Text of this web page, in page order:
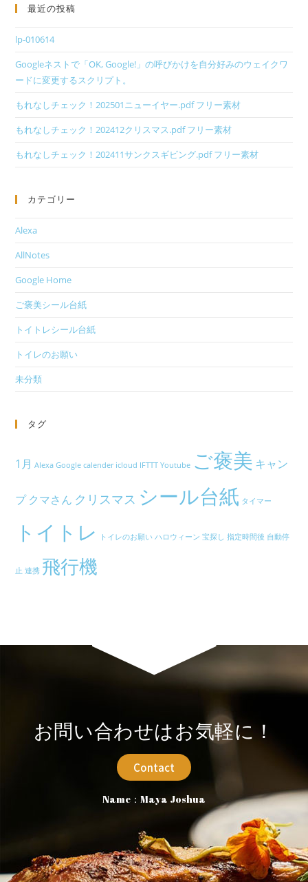
最近の投稿
lp-010614
Googleネストで「OK, Google!」の呼びかけを自分好みのウェイクワ
ードに変更するスクリプト。
もれなしチェック！202501ニューイヤー.pdf フリー素材
もれなしチェック！202412クリスマス.pdf フリー素材
もれなしチェック！202411サンクスギビング.pdf フリー素材
カテゴリー
Alexa
AllNotes
Google Home
ご褒美シール台紙
トイトレシール台紙
トイレのお願い
未分類
タグ
1月 Alexa Google calender icloud IFTTT Youtube ご褒美 キャン
プ クマさん クリスマス シール台紙 タイマー
トイトレ トイレのお願い ハロウィーン 宝探し 指定時間後 自動停
止 連携 飛行機
お問い合わせはお気軽に！
Contact
Name：Maya Joshua